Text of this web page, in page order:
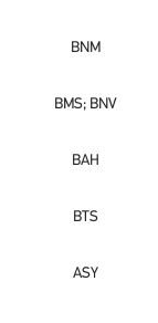
BNM
BMS; BNV
BAH
BTS
ASY